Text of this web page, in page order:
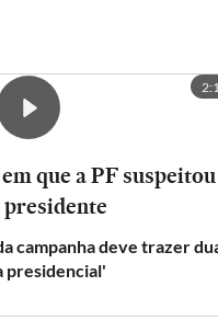
que a PF
campanha deve trazer
presidencial'